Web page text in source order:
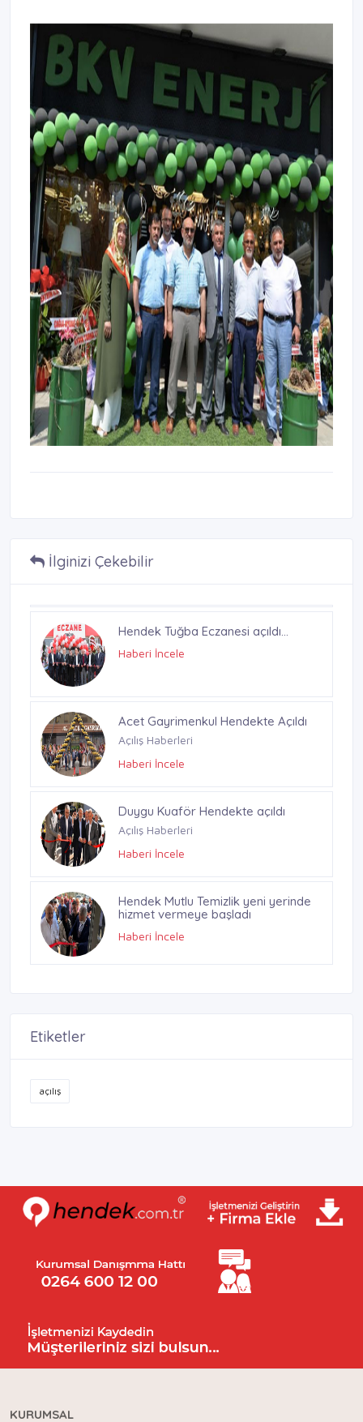
İlginizi Çekebilir
Hendek Özel Asya Ağız ve Diş
Sağlığı Polikliniği açıldı.
Hendek Tuğba Eczanesi açıldı…
Haberi İncele
Acet Gayrimenkul Hendekte Açıldı
Açılış Haberleri
Haberi İncele
Duygu Kuaför Hendekte açıldı
Açılış Haberleri
Haberi İncele
Etiketler
açılış
KURUMSAL